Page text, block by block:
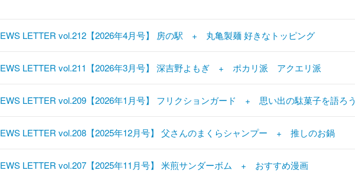
LETTER vol.212【2026年4月号】 房の駅 + 丸亀製麺 好きなトッピング
LETTER vol.211【2026年3月号】 深吉野よもぎ + ポカリ派 アクエリ派
LETTER vol.209【2026年1月号】 フリクションガード + 思い出の駄菓子を語ろう
LETTER vol.208【2025年12月号】 父さんのまくらシャンプー + 推しのお鍋
LETTER vol.207【2025年11月号】 米煎サンダーボム + おすすめ漫画